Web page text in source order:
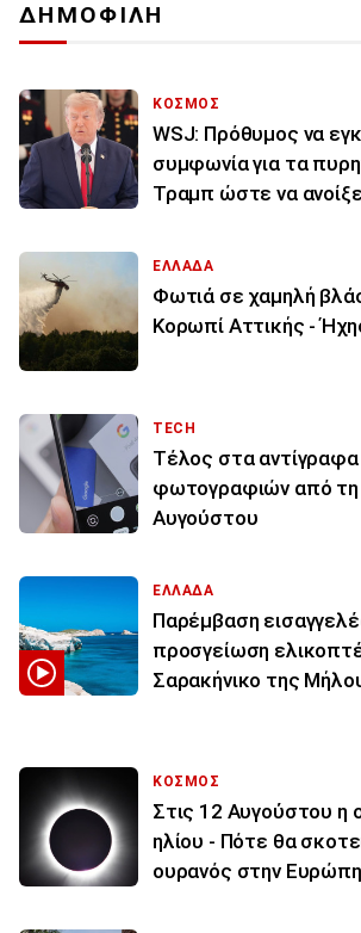
ΔΗΜΟΦΙΛΗ
ΚΟΣΜΟΣ
WSJ: Πρόθυμος να
συμφωνία για τα
Τραμπ ώστε να
ΕΛΛΑΔΑ
Φωτιά σε χαμηλή
Κορωπί Αττικής -
TECH
Τέλος στα
φωτογραφιών από τη
Αυγούστου
ΕΛΛΑΔΑ
Παρέμβαση
προσγείωση
Σαρακήνικο της
ΚΟΣΜΟΣ
Στις 12 Αυγούστου η
ηλίου - Πότε θα
ουρανός στην Ευρώπη